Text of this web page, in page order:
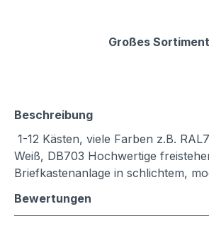
Großes Sortiment
Beschreibung
1-12 Kästen, viele Farben z.B.
Weiß, DB703 Hochwertige
Briefkastenanlage in schlichtem,
Bewertungen